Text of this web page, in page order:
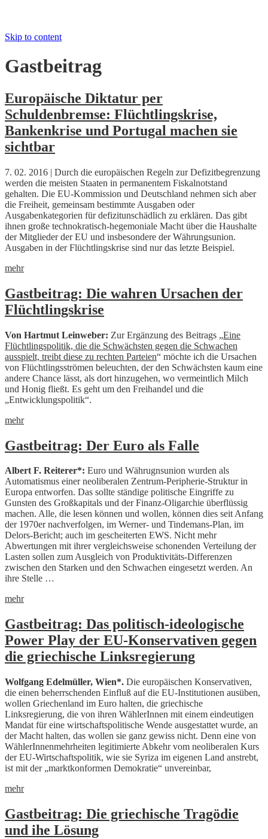
Skip to content
Gastbeitrag
Europäische Diktatur per
Schuldenbremse: Flüchtlingskrise,
Bankenkrise und Portugal machen sie
sichtbar
7. 02. 2016 | Durch die europäischen Regeln zur Defizitbegrenzung
werden die meisten Staaten in permanentem Fiskalnotstand
gehalten. Die EU-Kommission und Deutschland nehmen sich aber
die Freiheit, gemeinsam bestimmte Ausgaben oder
Ausgabenkategorien für defizitunschädlich zu erklären. Das gibt
ihnen große technokratisch-hegemoniale Macht über die Haushalte
der Mitglieder der EU und insbesondere der Währungsunion.
Ausgaben in der Flüchtlingskrise sind nur das letzte Beispiel.
mehr
Gastbeitrag: Die wahren Ursachen der
Flüchtlingskrise
Von Hartmut Leinweber: Zur Ergänzung des Beitrags „Eine
Flüchtlingspolitik, die die Schwächsten gegen die Schwachen
ausspielt, treibt diese zu rechten Parteien“ möchte ich die Ursachen
von Flüchtlingsströmen beleuchten, der den Schwächsten kaum eine
andere Chance lässt, als dort hinzugehen, wo vermeintlich Milch
und Honig fließt. Es geht um den Freihandel und die
„Entwicklungspolitik“.
mehr
Gastbeitrag: Der Euro als Falle
Albert F. Reiterer*: Euro und Währugnsunion wurden als
Automatismus einer neoliberalen Zentrum-Peripherie-Struktur in
Europa entworfen. Das sollte ständige politische Eingriffe zu
Gunsten des Großkapitals und der Finanz-Oligarchie überflüssig
machen. Alle, die lesen können und wollen, können dies seit Anfang
der 1970er nachverfolgen, im Werner- und Tindemans-Plan, im
Delors-Bericht; auch im gescheiterten EWS. Nicht mehr
Abwertungen mit ihrer vergleichsweise schonen­den Verteilung der
Lasten sollen zum Ausgleich von Produktivitäts-Differenzen
zwischen den Starken und den Schwachen eingesetzt werden. An
ihre Stelle …
mehr
Gastbeitrag: Das politisch-ideologische
Power Play der EU-Konservativen gegen
die griechische Linksregierung
Wolfgang Edelmüller, Wien*. Die europäischen Konservativen,
die einen beherrschenden Einfluß auf die EU-Institutionen ausüben,
wollen Griechenland im Euro halten, die griechische
Linksregierung, die von ihren WählerInnen mit einem eindeutigen
Mandat für eine wirtschaftspolitische Wende ausgestattet wurde, an
der Macht halten, das wollen sie ganz gewiss nicht. Denn eine von
WählerInnenmehrheiten legitimierte Abkehr vom neoliberalen Kurs
der EU-Wirtschaftspolitik, wie sie Syriza im eigenen Land anstrebt,
ist mit der „marktkonformen Demokratie“ unvereinbar,
mehr
Gastbeitrag: Die griechische Tragödie
und ihe Lösung